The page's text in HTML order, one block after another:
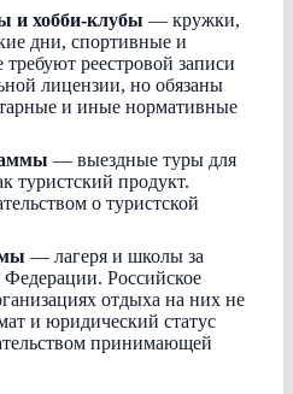
и хобби-клубы — кружки,
дни, спортивные и
требуют реестровой записи
лицензии, но обязаны
и иные нормативные
— выездные туры для
туристский продукт.
о туристской
— лагеря и школы за
Российское
отдыха на них не
и юридический статус
принимающей